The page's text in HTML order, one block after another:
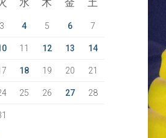
水 木 金 土
3 4 5 6 7
11 12 13 14
18 19 20 21
25 26 27 28